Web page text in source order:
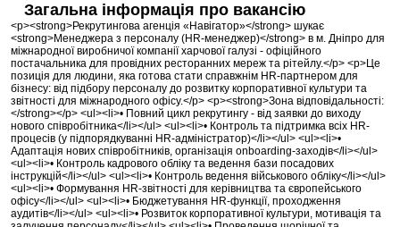
Загальна інформація про вакансію
<p><strong>Рекрутингова агенція «Навігатор»</strong> шукає
<strong>Менеджера з персоналу (HR-менеджер)</strong> в м. Дніпро для
міжнародної виробничої компанії харчової галузі - офіційного
постачальника для провідних ресторанних мереж та рітейлу.</p> <p>Це
позиція для людини, яка готова стати справжнім HR-партнером для
бізнесу: від підбору персоналу до розвитку корпоративної культури та
звітності для міжнародного офісу.</p> <p><strong>Зона відповідальності:
</strong></p> <ul><li>• Повний цикл рекрутингу - від заявки до виходу
нового співробітника</li></ul> <ul><li>• Контроль та підтримка всіх HR-
процесів (у підпорядкуванні HR-адміністратор)</li></ul> <ul><li>•
Адаптація нових співробітників, організація onboarding-заходів</li></ul>
<ul><li>• Контроль кадрового обліку та ведення бази посадових
інструкцій</li></ul> <ul><li>• Контроль ведення військового обліку</li></ul>
<ul><li>• Формування HR-звітності для керівництва та європейського
офісу</li></ul> <ul><li>• Бюджетування HR-функції, проходження
аудитів</li></ul> <ul><li>• Розвиток корпоративної культури, мотивація та